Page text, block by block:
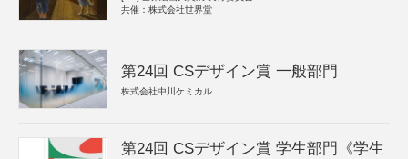
共催：株式会社世界堂
第24回 CSデザイン賞 一般部門
株式会社中川ケミカル
第24回 CSデザイン賞 学生部門《学生